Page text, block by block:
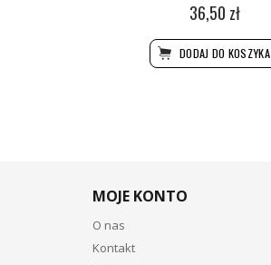
36,50 zł
DODAJ DO KOSZYKA
MOJE KONTO
O nas
Kontakt